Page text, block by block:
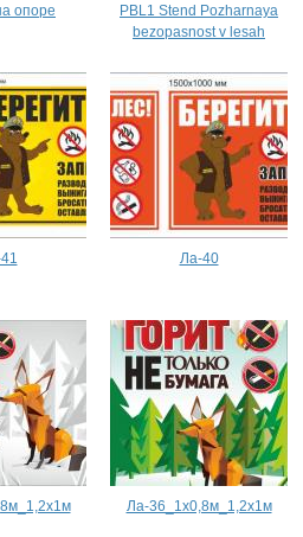
опоре
PBL1 Stend Pozharnaya
bezopasnost v lesah
Ла-40
Ла-36_1х0,8м_1,2х1м